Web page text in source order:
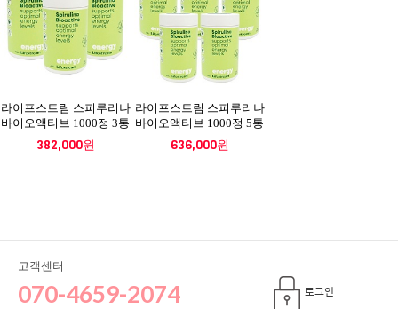
라이프스트림 스피루리나
바이오액티브 1000정 3통
382,000원
라이프스트림 스피루리나
바이오액티브 1000정 5통
636,000원
고객센터
070-4659-2074 로그인